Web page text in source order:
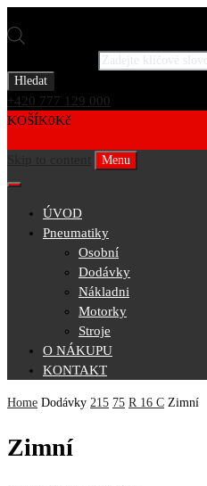
Hledat
+420 777 129 000
KOŠÍK0Kč
Menu
ÚVOD
Pneumatiky
Osobní
Dodávky
Nákladni
Motorky
Stroje
O NÁKUPU
KONTAKT
Home Dodávky 215 75 R 16 C Zimní
Zimní